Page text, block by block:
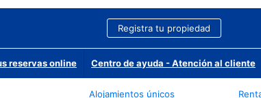
Registra tu propiedad
reservas online Centro de ayuda - Atención al cliente
Alojamientos únicos